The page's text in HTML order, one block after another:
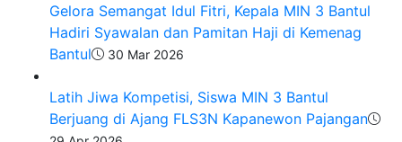
Gelora Semangat Idul Fitri, Kepala MIN 3 Bantul
Hadiri Syawalan dan Pamitan Haji di Kemenag
Bantul
30 Mar 2026
Latih Jiwa Kompetisi, Siswa MIN 3 Bantul
Berjuang di Ajang FLS3N Kapanewon Pajangan